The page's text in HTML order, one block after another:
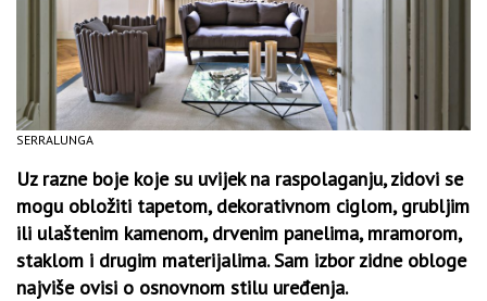
SERRALUNGA
Uz razne boje koje su uvijek na raspolaganju, zidovi se
mogu obložiti tapetom, dekorativnom ciglom, grubljim
ili ulaštenim kamenom, drvenim panelima, mramorom,
staklom i drugim materijalima. Sam izbor zidne obloge
najviše ovisi o osnovnom stilu uređenja.